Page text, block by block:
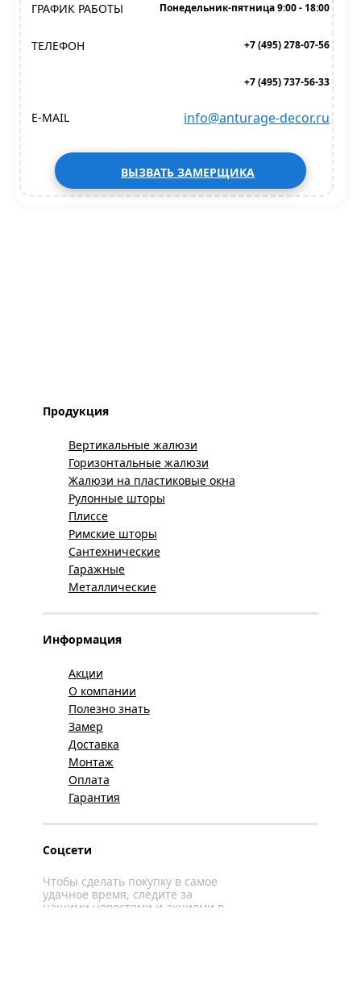
ГРАФИК РАБОТЫ Понедельник-пятница 9:00 - 18:00
ТЕЛЕФОН +7 (495) 278-07-56
+7 (495) 737-56-33
E-MAIL info@anturage-decor.ru
ВЫЗВАТЬ ЗАМЕРЩИКА
Продукция
Вертикальные жалюзи
Горизонтальные жалюзи
Жалюзи на пластиковые окна
Рулонные шторы
Плиссе
Римские шторы
Сантехнические
Гаражные
Металлические
Информация
Акции
О компании
Полезно знать
Замер
Доставка
Монтаж
Оплата
Гарантия
Соцсети
Чтобы сделать покупку в самое
удачное время, следите за
нашими новостями и акциями в